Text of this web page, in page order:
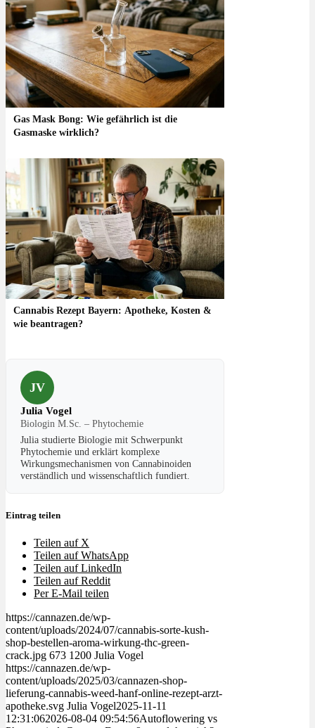
Gas Mask Bong: Wie gefährlich ist die
Gasmaske wirklich?
Cannabis Rezept Bayern: Apotheke, Kosten &
wie beantragen?
JV
Julia Vogel
Biologin M.Sc. – Phytochemie
Julia studierte Biologie mit Schwerpunkt
Phytochemie und erklärt komplexe
Wirkungsmechanismen von Cannabinoiden
verständlich und wissenschaftlich fundiert.
Eintrag teilen
Teilen auf X
Teilen auf WhatsApp
Teilen auf LinkedIn
Teilen auf Reddit
Per E-Mail teilen
https://cannazen.de/wp-
content/uploads/2024/07/cannabis-sorte-kush-
shop-bestellen-aroma-wirkung-thc-green-
crack.jpg 673 1200 Julia Vogel
https://cannazen.de/wp-
content/uploads/2025/03/cannazen-shop-
lieferung-cannabis-weed-hanf-online-rezept-arzt-
apotheke.svg Julia Vogel2025-11-11
12:31:062026-08-04 09:54:56Autoflowering vs